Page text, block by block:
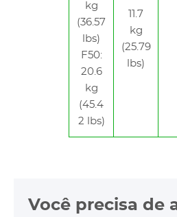
kg
(36.57
lbs)
F50:
20.6
kg
(45.4
2 lbs)
11.7
kg
(25.79
lbs)
Você precisa de